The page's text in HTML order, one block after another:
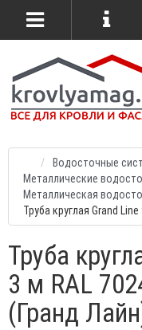
Водосточные
Металлические
Металлическая
Труба круглая Grand
Труба
3 м RAL
(Гранд